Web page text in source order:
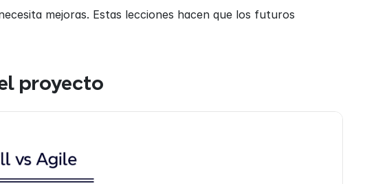
mejoras. Estas lecciones hacen que los futuros
proyecto